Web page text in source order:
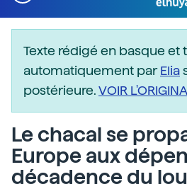
Texte rédigé en basque et
automatiquement parElia
postérieure.VOIR
Le chacal se
Europe aux
décadence du